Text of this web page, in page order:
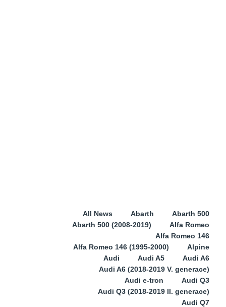
All News Abarth
Abarth 500
Abarth 500 (2008-2019)
Alfa Romeo
Alfa Romeo 146
Alfa Romeo 146 (1995-2000)
Alpine
Audi
Audi A5
Audi A6
Audi A6 (2018-2019 V. generace)
Audi e-tron
Audi Q3
Audi Q3 (2018-2019 II. generace)
Audi Q7